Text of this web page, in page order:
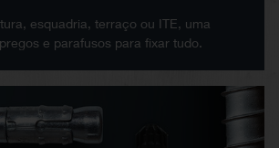
esquadria, terraço ou ITE, uma
e parafusos para fixar tudo.